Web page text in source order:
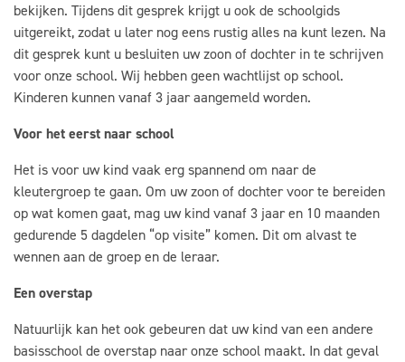
bekijken. Tijdens dit gesprek krijgt u ook de schoolgids
uitgereikt, zodat u later nog eens rustig alles na kunt lezen. Na
dit gesprek kunt u besluiten uw zoon of dochter in te schrijven
voor onze school. Wij hebben geen wachtlijst op school.
Kinderen kunnen vanaf 3 jaar aangemeld worden.
Voor het eerst naar school
Het is voor uw kind vaak erg spannend om naar de
kleutergroep te gaan. Om uw zoon of dochter voor te bereiden
op wat komen gaat, mag uw kind vanaf 3 jaar en 10 maanden
gedurende 5 dagdelen “op visite” komen. Dit om alvast te
wennen aan de groep en de leraar.
Een overstap
Natuurlijk kan het ook gebeuren dat uw kind van een andere
basisschool de overstap naar onze school maakt. In dat geval